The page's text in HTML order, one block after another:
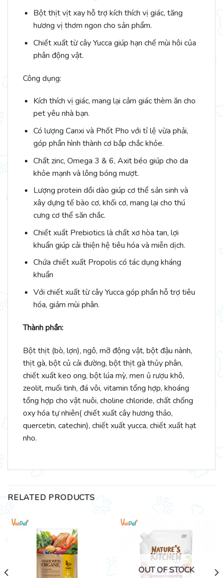
Bột thịt vịt xay hỗ trợ kích thích vị giác, tăng
hương vị thơm ngon cho sản phẩm.
Chiết xuất từ cây Yucca giúp hạn chế mùi hôi của
phân động vật.
Công dụng:
Kích thích vị giác, mang lại cảm giác thèm ăn cho
pet yêu nhà bạn.
Có lượng Canxi và Phốt Pho với tỉ lệ vừa phải,
góp phần hình thành cơ bắp chắc khỏe.
Chất zinc, Omega 3 & 6, Axit béo giúp cho da
khỏe mạnh và lông bóng mượt.
Lượng protein dồi dào giúp cơ thể sản sinh và
xây dựng tế bào cơ, khối cơ, mang lại cho thú
cưng cơ thể săn chắc.
Chiết xuất Prebiotics là chất xơ hòa tan, lợi
khuẩn giúp cải thiện hệ tiêu hóa và miễn dịch.
Chứa chiết xuất Propolis có tác dụng kháng
khuẩn
Với chiết xuất từ cây Yucca góp phần hỗ trợ tiêu
hóa, giảm mùi phân.
Thành phần:
Bột thịt (bò, lợn), ngô, mỡ động vật, bột đậu nành,
thịt gà, bột củ cải đường, bột thịt gà thủy phân,
chiết xuất keo ong, bột lúa mỳ, men ủ rượu khô,
zeolit, muối tinh, đá vôi, vitamin tổng hợp, khoáng
tổng hợp cho vật nuôi, choline chloride, chất chống
oxy hóa tự nhiên( chiết xuất cây hương thảo,
quercetin, catechin), chiết xuất yucca, chiết xuất hạt
nho.
RELATED PRODUCTS
OUT OF STOCK